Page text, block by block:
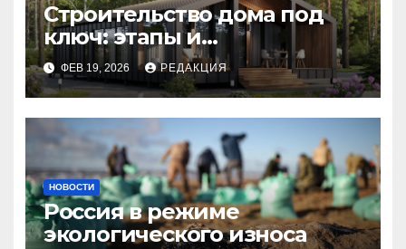
Строительство дома под
ключ: этапы и
планирование бюджета
ФЕВ 19, 2026 РЕДАКЦИЯ
НОВОСТИ
Россия в режиме
экологического износа